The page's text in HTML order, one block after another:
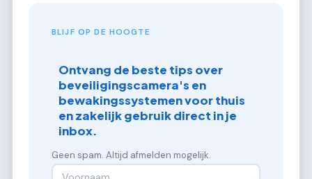
BLIJF OP DE HOOGTE
Ontvang de beste tips over
beveiligingscamera's en
bewakingssystemen voor thuis
en zakelijk gebruik direct in je
inbox.
Geen spam. Altijd afmelden mogelijk.